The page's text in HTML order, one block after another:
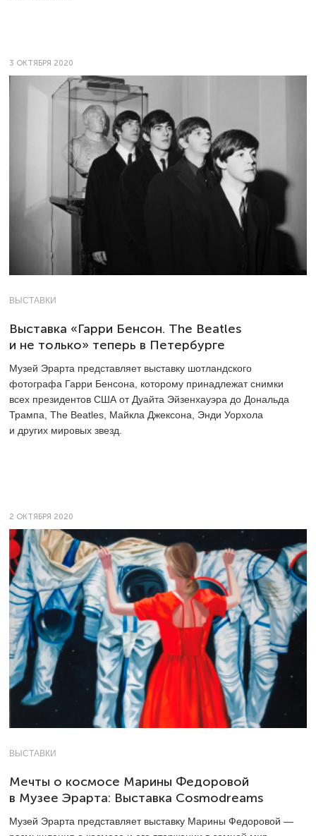
3 ОКТЯБРЯ 2020
ВЫСТАВКИ
Выставка «Гарри Бенсон. The Beatles
и не только» теперь в Петербурге
Музей Эрарта представляет выставку шотландского
фотографа Гарри Бенсона, которому принадлежат снимки
всех президентов США от Дуайта Эйзенхауэра до Дональда
Трампа, The Beatles, Майкла Джексона, Энди Уорхола
и других мировых звезд.
2 ОКТЯБРЯ 2020
ВЫСТАВКИ
Мечты о космосе Марины Федоровой
в Музее Эрарта: Выставка Cosmodreams
Музей Эрарта представляет выставку Марины Федоровой —